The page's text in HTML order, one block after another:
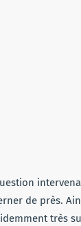
de près.
très